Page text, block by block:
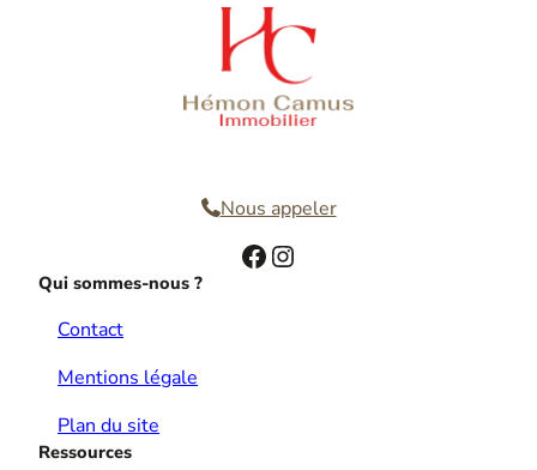
Nous appeler
Facebook Instagram
Qui sommes-nous ?
Contact
Mentions légale
Plan du site
Ressources